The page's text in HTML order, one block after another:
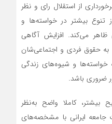
از استقلال رای و نظر
بیشتر در خواسته‌‌‌‌‌‌ها و
می‌کند. افزایش آگاهی
به حقوق فردی و اجتماعی‌‌‌‌‌‌شان
و شیوه‌‌‌‌‌‌های زندگی
ضروری باشد.
بیشتر، کاملا واضح به‌نظر
ایرانی با مشخصه‌‌‌‌‌‌های